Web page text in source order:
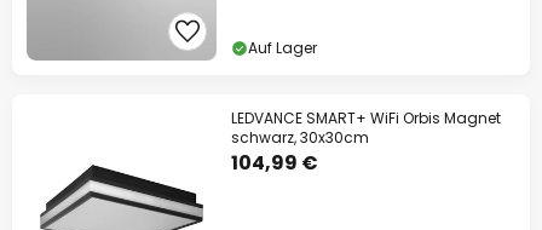
Auf Lager
LEDVANCE SMART+ WiFi Orbis Magnet
schwarz, 30x30cm
104,99 €